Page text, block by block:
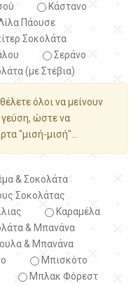
Κάστανο
Πάουσε
Σοκολάτα
Σεράνο
(με Στέβια)
όλοι να μείνουν
γεύση, ώστε να
"μισή-μισή"...
& Σοκολάτα
Σοκολάτας
Καραμέλα
& Μπανάνα
& Μπανάνα
Μπισκότο
Μπλακ Φόρεστ